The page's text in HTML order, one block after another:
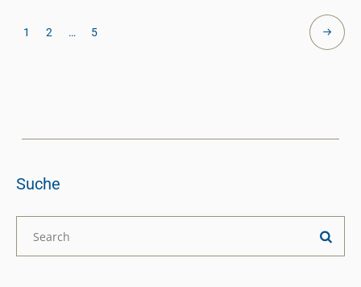
1 2 … 5
Suche